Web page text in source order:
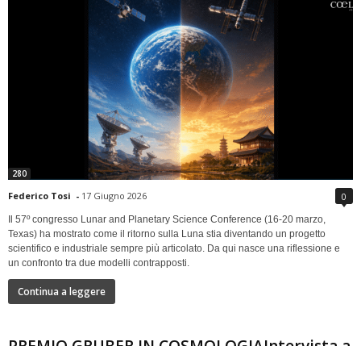
280
Federico Tosi - 17 Giugno 2026 0
Il 57º congresso Lunar and Planetary Science Conference (16-20 marzo,
Texas) ha mostrato come il ritorno sulla Luna stia diventando un progetto
scientifico e industriale sempre più articolato. Da qui nasce una riflessione e
un confronto tra due modelli contrapposti.
Continua a leggere